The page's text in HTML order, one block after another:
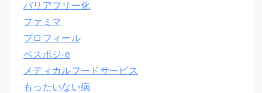
バリアフリー化
ファミマ
プロフィール
ベスポジ-e
メディカルフードサービス
もったいない病